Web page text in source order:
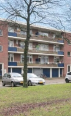
Afhankelijk van